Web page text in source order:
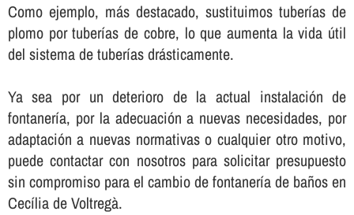
Como ejemplo, más destacado, sustituimos tuberí­as de
plomo por tuberí­as de cobre, lo que aumenta la vida útil
del sistema de tuberí­as drásticamente.
Ya sea por un deterioro de la actual instalación de
fontanerí­a, por la adecuación a nuevas necesidades, por
adaptación a nuevas normativas o cualquier otro motivo,
puede contactar con nosotros para solicitar presupuesto
sin compromiso para el cambio de fontanerí­a de baños en
Cecília de Voltregà.